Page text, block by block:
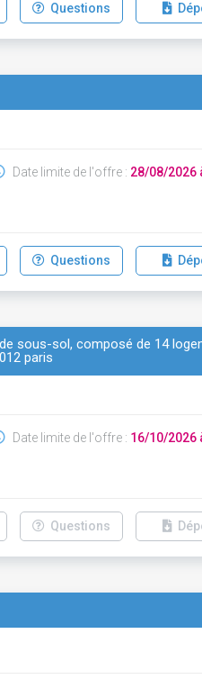
Questions
Date limite de l'offre : 28/08/2026
Questions
sous-sol, composé de 14
paris
Date limite de l'offre : 16/10/2026
Questions